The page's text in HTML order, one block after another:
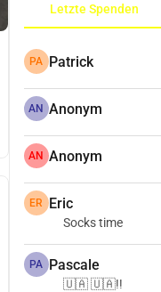
Letzte Spenden
PA Patrick
AN Anonym
AN Anonym
ER Eric
Socks time
PA Pascale
🇺🇦 🇺🇦!!